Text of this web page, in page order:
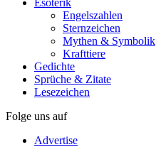
Esoterik
Engelszahlen
Sternzeichen
Mythen & Symbolik
Krafttiere
Gedichte
Sprüche & Zitate
Lesezeichen
Folge uns auf
Advertise